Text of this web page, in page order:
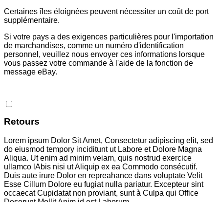
Certaines îles éloignées peuvent nécessiter un coût de port
supplémentaire.
Si votre pays a des exigences particulières pour l'importation
de marchandises, comme un numéro d'identification
personnel, veuillez nous envoyer ces informations lorsque
vous passez votre commande à l'aide de la fonction de
message eBay.
Retours
Lorem ipsum Dolor Sit Amet, Consectetur adipiscing elit, sed
do eiusmod tempory inciditunt ut Labore et Dolore Magna
Aliqua. Ut enim ad minim veiam, quis nostrud exercice
ullamco lAbis nisi ut Aliquip ex ea Commodo consécutif.
Duis aute irure Dolor en repreahance dans voluptate Velit
Esse Cillum Dolore eu fugiat nulla pariatur. Excepteur sint
occaecat Cupidatat non proviant, sunt à Culpa qui Office